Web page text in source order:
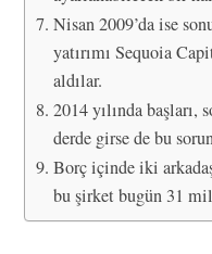
Nisan 2009’da ise
yatırımı Sequoia
aldılar.
2014 yılında başları,
derde girse de bu
Borç içinde iki
bu şirket bugün 31